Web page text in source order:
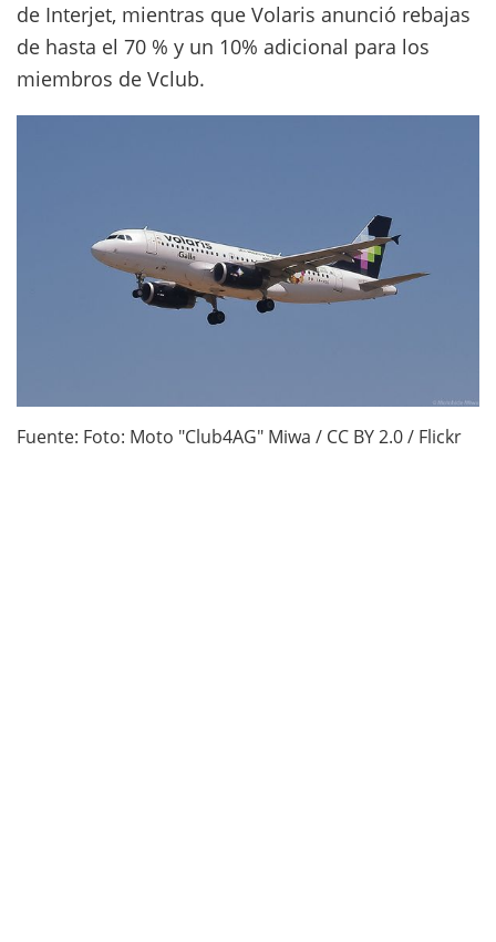
de Interjet, mientras que Volaris anunció rebajas
de hasta el 70 % y un 10% adicional para los
miembros de Vclub.
Fuente: Foto: Moto "Club4AG" Miwa / CC BY 2.0 / Flickr